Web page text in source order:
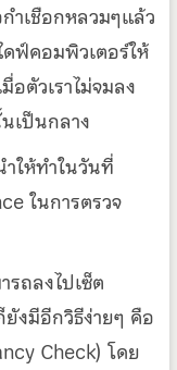
ำเชือกหลวมๆแล้ว
ฟ์คอมพิวเตอร์ให้
อตัวเราไม่จมลง
เป็นกลาง
ให้ทำในวันที่
ในการตรวจ
ถลงไปเซ็ต
งมีอีกวิธีง่ายๆ คือ
Check) โดย